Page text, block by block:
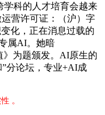
学科的人才培育会越来
营许可证：（沪）字
化，正在消息过载的
属AI。她暗
》为题颁发。AI原生的
分论坛，专业+AI成
。